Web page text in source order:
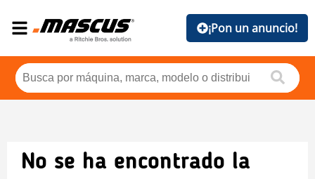
¡Pon un anuncio!
No se ha encontrado la